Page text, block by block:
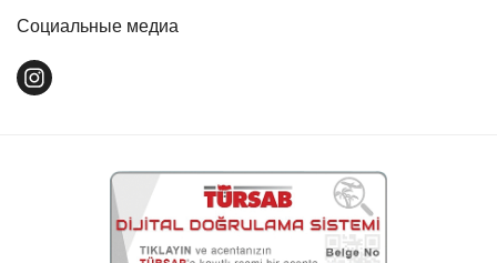
Социальные медиа